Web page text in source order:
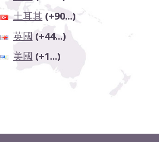
土耳其 (+90...)
英國 (+44...)
美國 (+1...)